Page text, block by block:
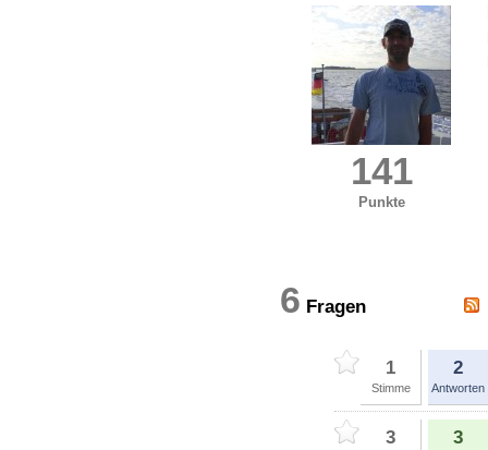
141
Punkte
6 Fragen
1
Stimme
2
Antworten
3 3